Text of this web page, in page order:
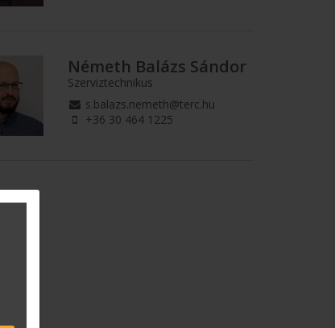
Németh Balázs Sándor
Szerviztechnikus
s.balazs.nemeth@terc.hu
+36 30 464 1225